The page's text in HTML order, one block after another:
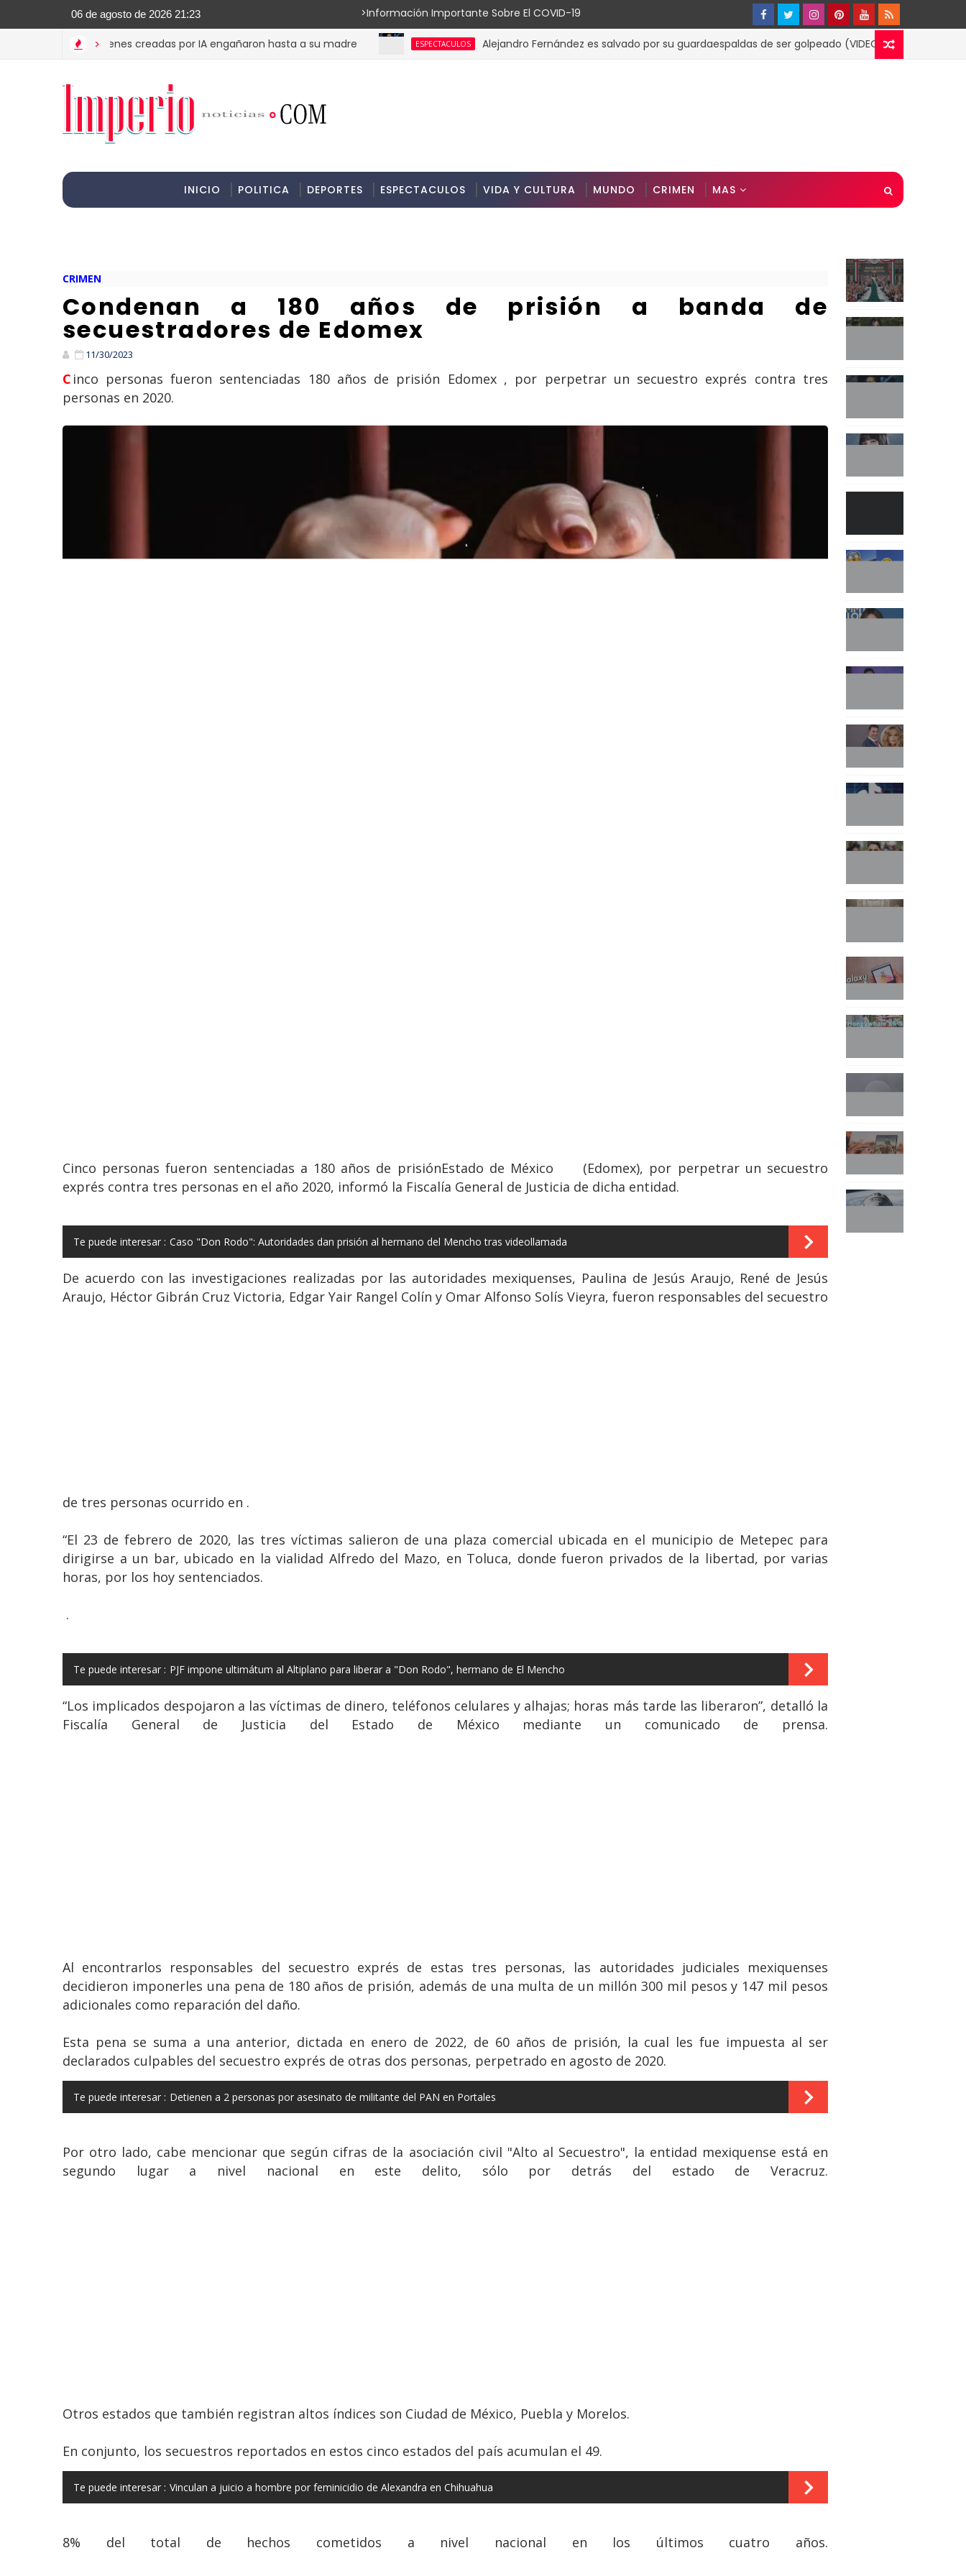
>Información Importante Sobre El COVID-19
>
Estas imágenes creadas por IA engañaron hasta a su madre ESPECTACULOS Alejandro Fernández es salvado por su guardaespaldas de ser golpeado (VIDEO)
INICIO POLITICA DEPORTES ESPECTACULOS VIDA Y CULTURA MUNDO CRIMEN MAS
CRIMEN
Condenan a 180 años de prisión a banda de
secuestradores de Edomex
11/30/2023
Cinco personas fueron sentenciadas 180 años de prisión Edomex , por perpetrar un secuestro exprés contra tres
personas en 2020.
Cinco personas fueron sentenciadas a 180 años de prisiónEstado de México (Edomex), por perpetrar un secuestro
exprés contra tres personas en el año 2020, informó la Fiscalía General de Justicia de dicha entidad.
Te puede interesar : Caso "Don Rodo": Autoridades dan prisión al hermano del Mencho tras videollamada
De acuerdo con las investigaciones realizadas por las autoridades mexiquenses, Paulina de Jesús Araujo, René de Jesús
Araujo, Héctor Gibrán Cruz Victoria, Edgar Yair Rangel Colín y Omar Alfonso Solís Vieyra, fueron responsables del secuestro
de tres personas ocurrido en .
“El 23 de febrero de 2020, las tres víctimas salieron de una plaza comercial ubicada en el municipio de Metepec para
dirigirse a un bar, ubicado en la vialidad Alfredo del Mazo, en Toluca, donde fueron privados de la libertad, por varias
horas, por los hoy sentenciados.
.
Te puede interesar : PJF impone ultimátum al Altiplano para liberar a "Don Rodo", hermano de El Mencho
“Los implicados despojaron a las víctimas de dinero, teléfonos celulares y alhajas; horas más tarde las liberaron”, detalló la
Fiscalía General de Justicia del Estado de México mediante un comunicado de prensa.
Al encontrarlos responsables del secuestro exprés de estas tres personas, las autoridades judiciales mexiquenses
decidieron imponerles una pena de 180 años de prisión, además de una multa de un millón 300 mil pesos y 147 mil pesos
adicionales como reparación del daño.
Esta pena se suma a una anterior, dictada en enero de 2022, de 60 años de prisión, la cual les fue impuesta al ser
declarados culpables del secuestro exprés de otras dos personas, perpetrado en agosto de 2020.
Te puede interesar : Detienen a 2 personas por asesinato de militante del PAN en Portales
Por otro lado, cabe mencionar que según cifras de la asociación civil "Alto al Secuestro", la entidad mexiquense está en
segundo lugar a nivel nacional en este delito, sólo por detrás del estado de Veracruz.
Otros estados que también registran altos índices son Ciudad de México, Puebla y Morelos.
En conjunto, los secuestros reportados en estos cinco estados del país acumulan el 49.
Te puede interesar : Vinculan a juicio a hombre por feminicidio de Alexandra en Chihuahua
8% del total de hechos cometidos a nivel nacional en los últimos cuatro años.